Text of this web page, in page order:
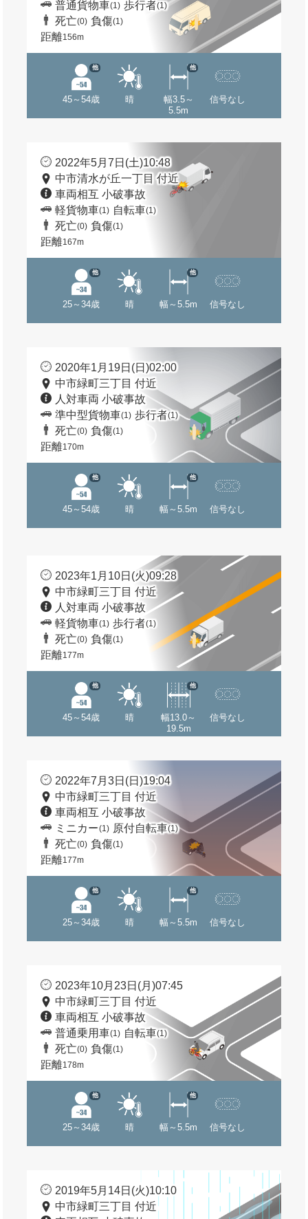
普通貨物車(1) 歩行者(1)
死亡(0) 負傷(1)
距離156m
45～54歳
他
晴
幅3.5～
5.5m
他
信号なし
2022年5月7日(土)10:48
中市清水が丘一丁目 付近
車両相互 小破事故
軽貨物車(1) 自転車(1)
死亡(0) 負傷(1)
距離167m
25～34歳
他
晴 幅～5.5m
他
信号なし
2020年1月19日(日)02:00
中市緑町三丁目 付近
人対車両 小破事故
準中型貨物車(1) 歩行者(1)
死亡(0) 負傷(1)
距離170m
45～54歳
他
晴 幅～5.5m
他
信号なし
2023年1月10日(火)09:28
中市緑町三丁目 付近
人対車両 小破事故
軽貨物車(1) 歩行者(1)
死亡(0) 負傷(1)
距離177m
45～54歳
他
晴
幅13.0～
19.5m
他
信号なし
2022年7月3日(日)19:04
中市緑町三丁目 付近
車両相互 小破事故
ミニカー(1) 原付自転車(1)
死亡(0) 負傷(1)
距離177m
25～34歳
他
晴 幅～5.5m
他
信号なし
2023年10月23日(月)07:45
中市緑町三丁目 付近
車両相互 小破事故
普通乗用車(1) 自転車(1)
死亡(0) 負傷(1)
距離178m
25～34歳
他
晴 幅～5.5m
他
信号なし
2019年5月14日(火)10:10
中市緑町三丁目 付近